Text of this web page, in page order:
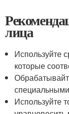
лица
Используйте
которые
Используйте